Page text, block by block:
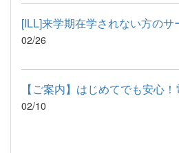
02/26
02/10